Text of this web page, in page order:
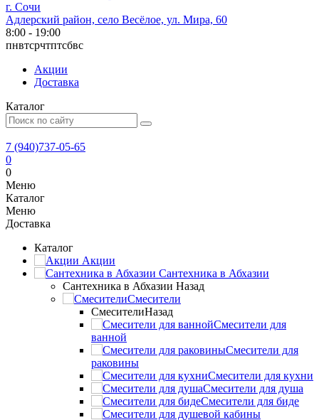
г. Сочи
Адлерский район, село Весёлое, ул. Мира, 60
8:00 - 19:00
пнвтсрчтптсбвс
Акции
Доставка
Каталог
7 (940)737-05-65
0
0
Меню
Каталог
Меню
Доставка
Каталог
Акции
Сантехника в Абхазии
Сантехника в Абхазии Назад
Смесители
СмесителиНазад
Смесители для
ванной
Смесители для
раковины
Смесители для кухни
Смесители для душа
Смесители для биде